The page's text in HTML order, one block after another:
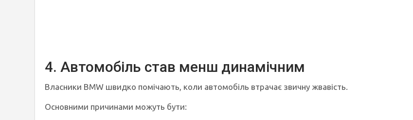
4. Автомобіль став менш динамічним
Власники BMW швидко помічають, коли автомобіль втрачає звичну жвавість.
Основними причинами можуть бути: